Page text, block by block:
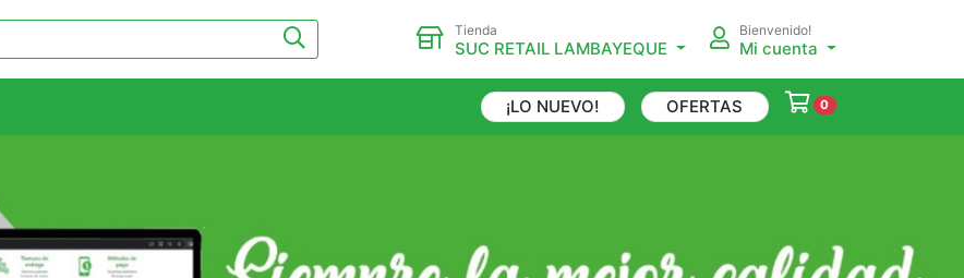
Tienda
SUC RETAIL LAMBAYEQUE
Bienvenido!
Mi cuenta
¡LO NUEVO! OFERTAS 0